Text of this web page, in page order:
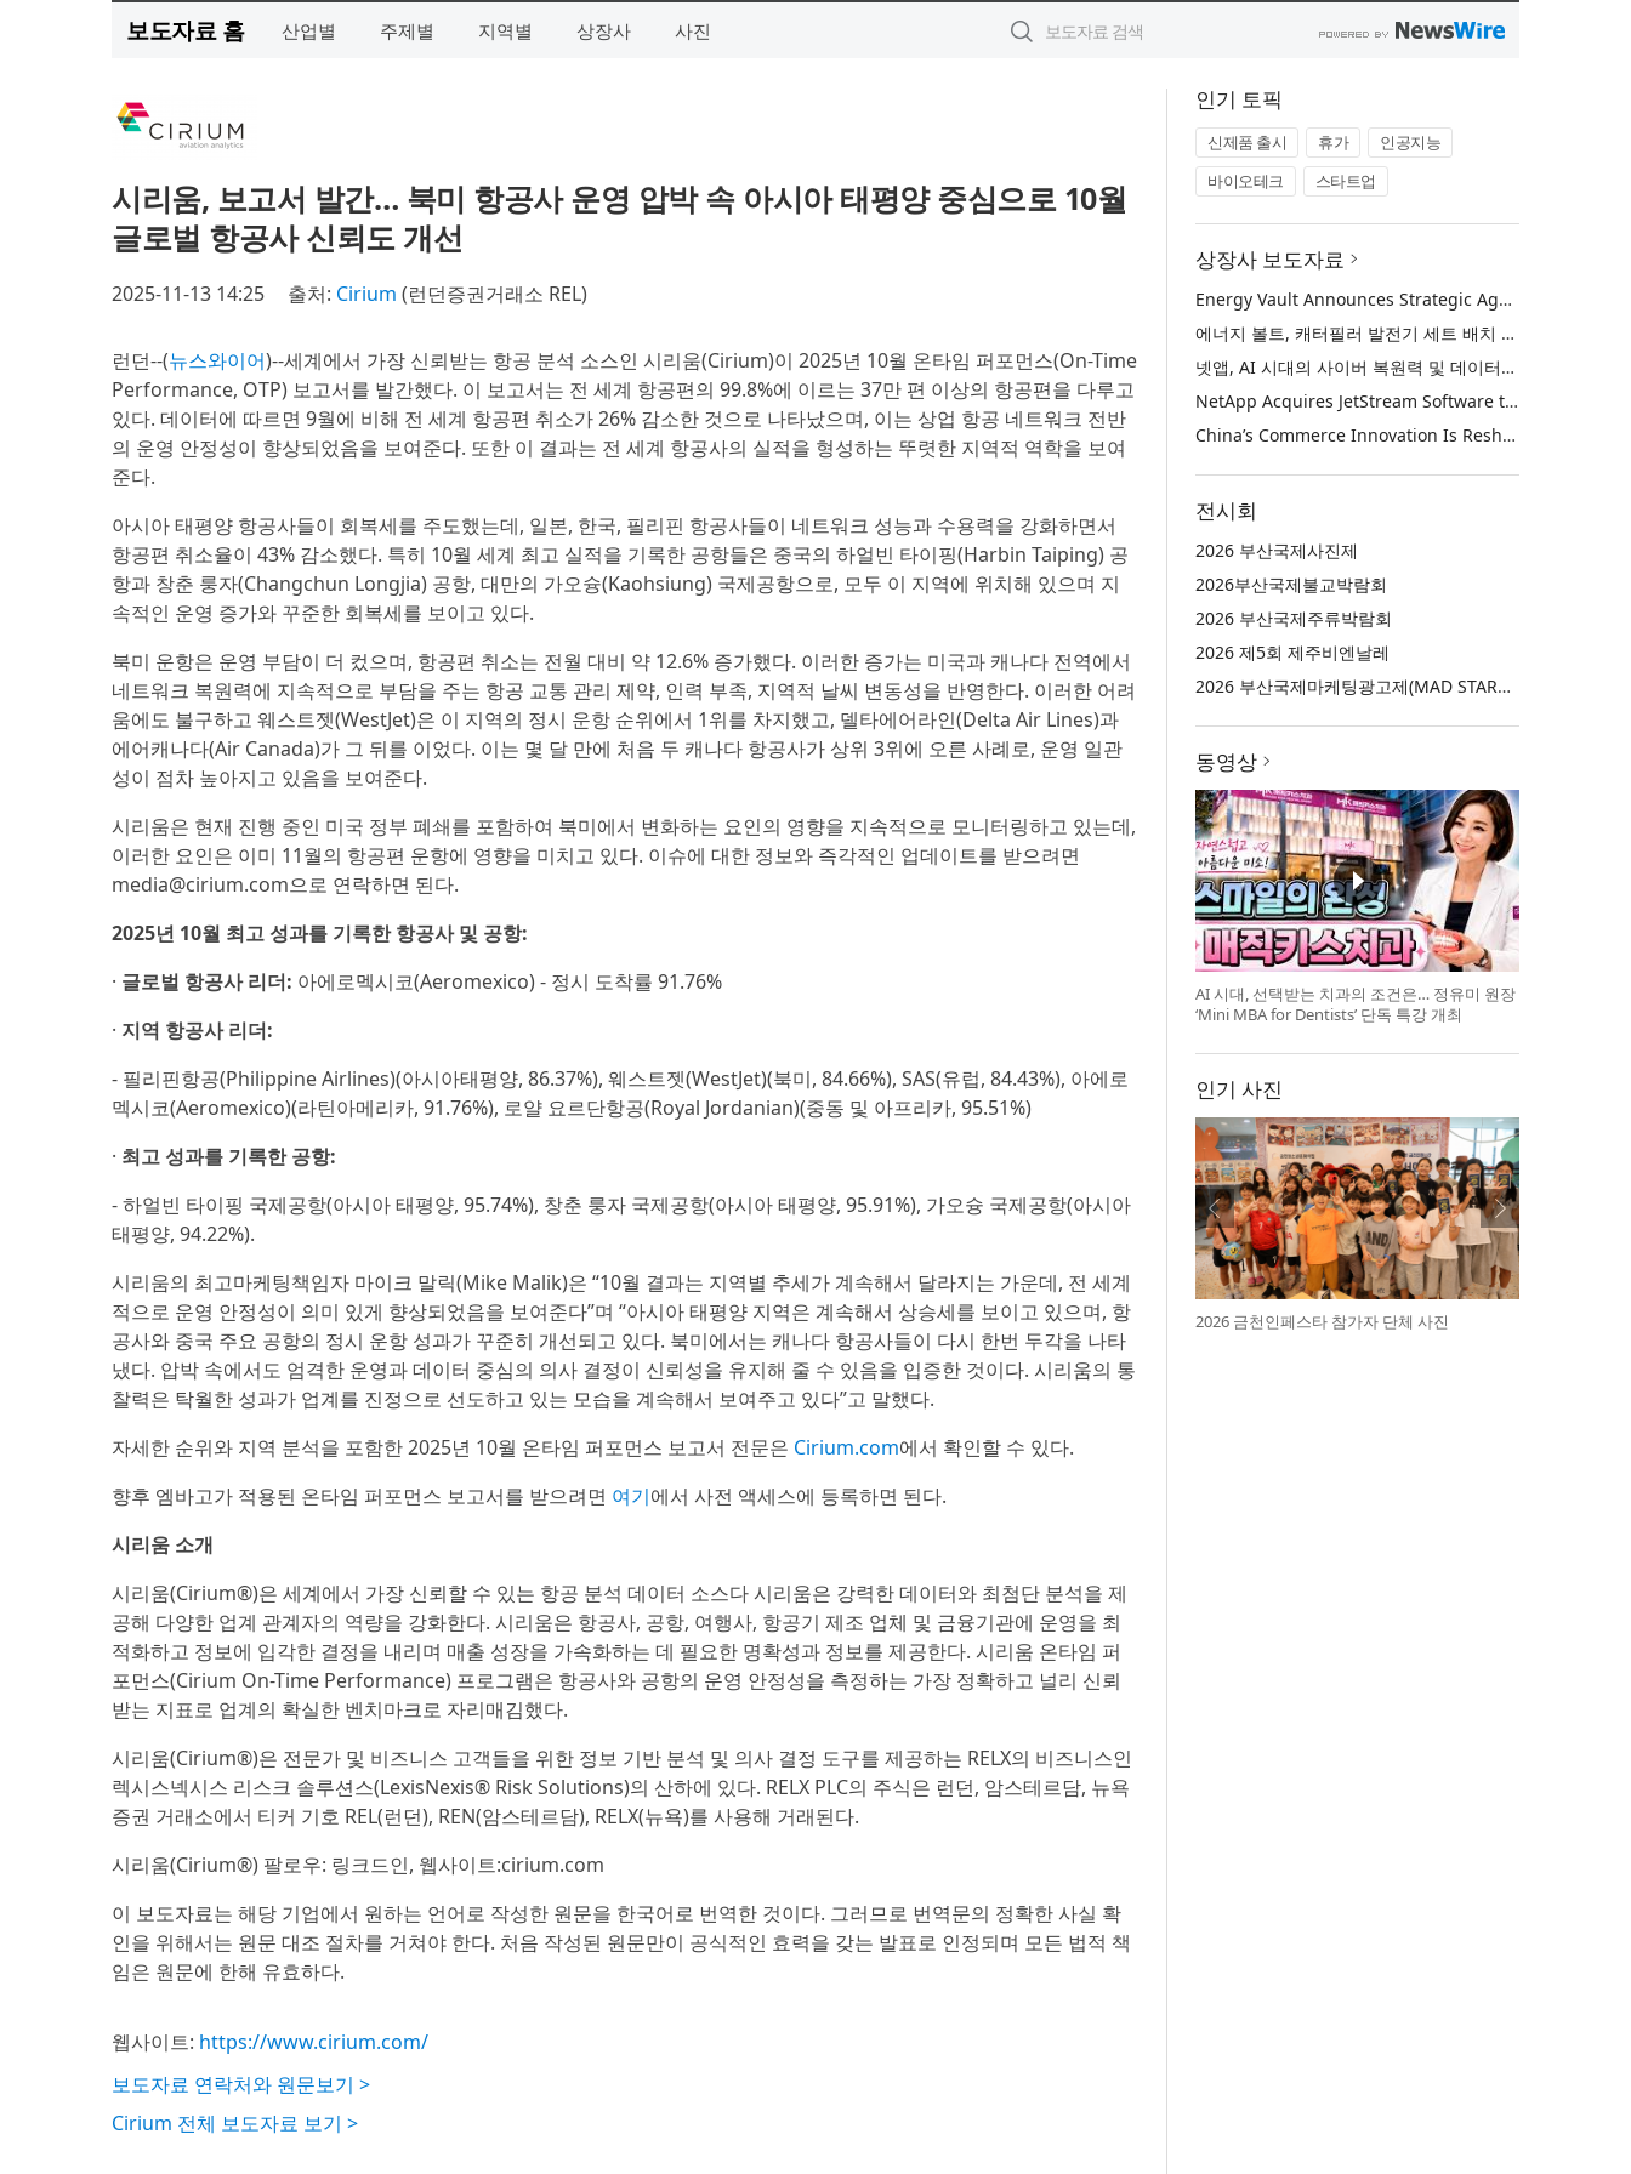
보도자료 홈 산업별 주제별 지역별 상장사 사진
시리움, 보고서 발간… 북미 항공사 운영 압박 속 아시아 태평양 중심으로 10월
글로벌 항공사 신뢰도 개선
2025-11-13 14:25 출처: Cirium (런던증권거래소 REL)
런던--(뉴스와이어)--세계에서 가장 신뢰받는 항공 분석 소스인 시리움(Cirium)이 2025년 10월 온타임 퍼포먼스(On-Time
Performance, OTP) 보고서를 발간했다. 이 보고서는 전 세계 항공편의 99.8%에 이르는 37만 편 이상의 항공편을 다루고
있다. 데이터에 따르면 9월에 비해 전 세계 항공편 취소가 26% 감소한 것으로 나타났으며, 이는 상업 항공 네트워크 전반
의 운영 안정성이 향상되었음을 보여준다. 또한 이 결과는 전 세계 항공사의 실적을 형성하는 뚜렷한 지역적 역학을 보여
준다.
아시아 태평양 항공사들이 회복세를 주도했는데, 일본, 한국, 필리핀 항공사들이 네트워크 성능과 수용력을 강화하면서
항공편 취소율이 43% 감소했다. 특히 10월 세계 최고 실적을 기록한 공항들은 중국의 하얼빈 타이핑(Harbin Taiping) 공
항과 창춘 룽자(Changchun Longjia) 공항, 대만의 가오슝(Kaohsiung) 국제공항으로, 모두 이 지역에 위치해 있으며 지
속적인 운영 증가와 꾸준한 회복세를 보이고 있다.
북미 운항은 운영 부담이 더 컸으며, 항공편 취소는 전월 대비 약 12.6% 증가했다. 이러한 증가는 미국과 캐나다 전역에서
네트워크 복원력에 지속적으로 부담을 주는 항공 교통 관리 제약, 인력 부족, 지역적 날씨 변동성을 반영한다. 이러한 어려
움에도 불구하고 웨스트젯(WestJet)은 이 지역의 정시 운항 순위에서 1위를 차지했고, 델타에어라인(Delta Air Lines)과
에어캐나다(Air Canada)가 그 뒤를 이었다. 이는 몇 달 만에 처음 두 캐나다 항공사가 상위 3위에 오른 사례로, 운영 일관
성이 점차 높아지고 있음을 보여준다.
시리움은 현재 진행 중인 미국 정부 폐쇄를 포함하여 북미에서 변화하는 요인의 영향을 지속적으로 모니터링하고 있는데,
이러한 요인은 이미 11월의 항공편 운항에 영향을 미치고 있다. 이슈에 대한 정보와 즉각적인 업데이트를 받으려면
media@cirium.com으로 연락하면 된다.
2025년 10월 최고 성과를 기록한 항공사 및 공항:
· 글로벌 항공사 리더: 아에로멕시코(Aeromexico) - 정시 도착률 91.76%
· 지역 항공사 리더:
- 필리핀항공(Philippine Airlines)(아시아태평양, 86.37%), 웨스트젯(WestJet)(북미, 84.66%), SAS(유럽, 84.43%), 아에로
멕시코(Aeromexico)(라틴아메리카, 91.76%), 로얄 요르단항공(Royal Jordanian)(중동 및 아프리카, 95.51%)
· 최고 성과를 기록한 공항:
- 하얼빈 타이핑 국제공항(아시아 태평양, 95.74%), 창춘 룽자 국제공항(아시아 태평양, 95.91%), 가오슝 국제공항(아시아
태평양, 94.22%).
시리움의 최고마케팅책임자 마이크 말릭(Mike Malik)은 “10월 결과는 지역별 추세가 계속해서 달라지는 가운데, 전 세계
적으로 운영 안정성이 의미 있게 향상되었음을 보여준다”며 “아시아 태평양 지역은 계속해서 상승세를 보이고 있으며, 항
공사와 중국 주요 공항의 정시 운항 성과가 꾸준히 개선되고 있다. 북미에서는 캐나다 항공사들이 다시 한번 두각을 나타
냈다. 압박 속에서도 엄격한 운영과 데이터 중심의 의사 결정이 신뢰성을 유지해 줄 수 있음을 입증한 것이다. 시리움의 통
찰력은 탁월한 성과가 업계를 진정으로 선도하고 있는 모습을 계속해서 보여주고 있다”고 말했다.
자세한 순위와 지역 분석을 포함한 2025년 10월 온타임 퍼포먼스 보고서 전문은 Cirium.com에서 확인할 수 있다.
향후 엠바고가 적용된 온타임 퍼포먼스 보고서를 받으려면 여기에서 사전 액세스에 등록하면 된다.
시리움 소개
시리움(Cirium®)은 세계에서 가장 신뢰할 수 있는 항공 분석 데이터 소스다 시리움은 강력한 데이터와 최첨단 분석을 제
공해 다양한 업계 관계자의 역량을 강화한다. 시리움은 항공사, 공항, 여행사, 항공기 제조 업체 및 금융기관에 운영을 최
적화하고 정보에 입각한 결정을 내리며 매출 성장을 가속화하는 데 필요한 명확성과 정보를 제공한다. 시리움 온타임 퍼
포먼스(Cirium On-Time Performance) 프로그램은 항공사와 공항의 운영 안정성을 측정하는 가장 정확하고 널리 신뢰
받는 지표로 업계의 확실한 벤치마크로 자리매김했다.
시리움(Cirium®)은 전문가 및 비즈니스 고객들을 위한 정보 기반 분석 및 의사 결정 도구를 제공하는 RELX의 비즈니스인
렉시스넥시스 리스크 솔루션스(LexisNexis® Risk Solutions)의 산하에 있다. RELX PLC의 주식은 런던, 암스테르담, 뉴욕
증권 거래소에서 티커 기호 REL(런던), REN(암스테르담), RELX(뉴욕)를 사용해 거래된다.
시리움(Cirium®) 팔로우: 링크드인, 웹사이트:cirium.com
이 보도자료는 해당 기업에서 원하는 언어로 작성한 원문을 한국어로 번역한 것이다. 그러므로 번역문의 정확한 사실 확
인을 위해서는 원문 대조 절차를 거쳐야 한다. 처음 작성된 원문만이 공식적인 효력을 갖는 발표로 인정되며 모든 법적 책
임은 원문에 한해 유효하다.
웹사이트: https://www.cirium.com/
보도자료 연락처와 원문보기 >
Cirium 전체 보도자료 보기 >
인기 토픽
신제품 출시 휴가
인공지능
바이오테크
스타트업
상장사 보도자료
Energy Vault Announces Strategic Agreement to Deploy 1.25 GW of Integrated Power Infrastructure for Hyperscaler AI Data Center with Leading Power Generation EPC Deploying Caterpillar Gensets
에너지 볼트, 캐터필러 발전기 세트 배치 중인 선도적인 발전 EPC를 통해 하이퍼스케일러 AI 데이터센터를 위한 1.25 GW 통합 전력 인프라 구축을 위한 전략적 계약 체결
넷앱, AI 시대의 사이버 복원력 및 데이터 보호 강화를 위해 젯스트림 소프트웨어 인수
NetApp Acquires JetStream Software to Advance Cyber Resilience and Data Protection for the AI Era
China’s Commerce Innovation Is Reshaping Global Retail
전시회
2026 부산국제사진제
2026부산국제불교박람회
2026 부산국제주류박람회
2026 제5회 제주비엔날레
2026 부산국제마케팅광고제(MAD STARS 2026)
동영상
AI 시대, 선택받는 치과의 조건은… 정유미 원장
‘Mini MBA for Dentists’ 단독 특강 개최
인기 사진
2026 금천인페스타 참가자 단체 사진